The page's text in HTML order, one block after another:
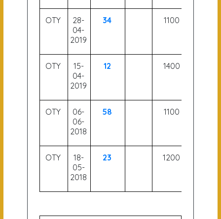
OTY
28-
04-
2019
34 1100
OTY
15-
04-
2019
12 1400
OTY
06-
06-
2018
58 1100
OTY
18-
05-
2018
23 1200